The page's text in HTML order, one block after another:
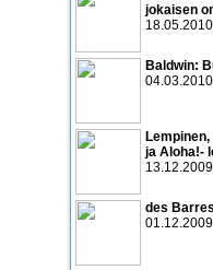
jokaisen
18.05.2010
Baldwin:
04.03.2010
ja Aloha!-
13.12.2009
des
01.12.2009